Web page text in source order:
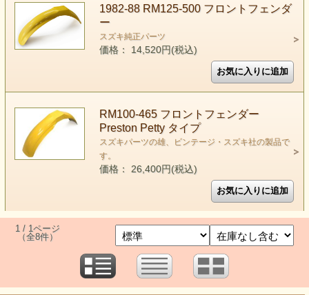
1982-88 RM125-500 フロントフェンダ
ー
スズキ純正パーツ
価格： 14,520円(税込)
RM100-465 フロントフェンダー
Preston Petty タイプ
スズキパーツの雄、ビンテージ・スズキ社の製品で
す。
価格： 26,400円(税込)
1 / 1ページ
（全8件）